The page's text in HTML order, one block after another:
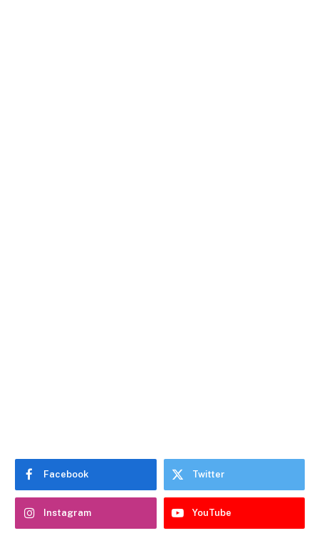
Facebook Twitter
Instagram YouTube